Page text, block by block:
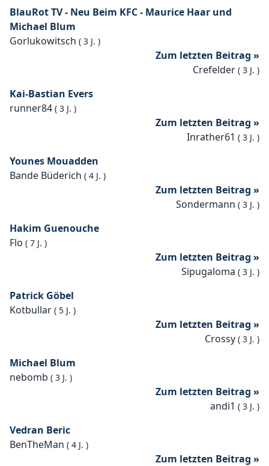
BlauRot TV - Neu Beim KFC - Maurice Haar und
Michael Blum
Gorlukowitsch ( 3 J. )
Zum letzten Beitrag »
Crefelder ( 3 J. )
Kai-Bastian Evers
runner84 ( 3 J. )
Zum letzten Beitrag »
Inrather61 ( 3 J. )
Younes Mouadden
Bande Büderich ( 4 J. )
Zum letzten Beitrag »
Sondermann ( 3 J. )
Hakim Guenouche
Flo ( 7 J. )
Zum letzten Beitrag »
Sipugaloma ( 3 J. )
Patrick Göbel
Kotbullar ( 5 J. )
Zum letzten Beitrag »
Crossy ( 3 J. )
Michael Blum
nebomb ( 3 J. )
Zum letzten Beitrag »
andi1 ( 3 J. )
Vedran Beric
BenTheMan ( 4 J. )
Zum letzten Beitrag »